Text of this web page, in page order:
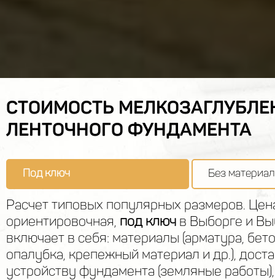
СТОИМОСТЬ
ЛЕНТОЧНОГО ФУНДАМЕНТА
Под ключ Без
Расчет типовых популярных размеров.
ориентировочная, под ключ в Выборге и
включает в себя: материалы (арматура,
опалубка, крепежный материал и др.),
устройству фундамента (земляные